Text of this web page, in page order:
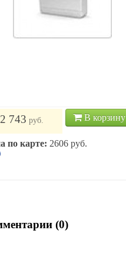
2 743 руб. В корзину
по карте: 2606 руб.
(0)